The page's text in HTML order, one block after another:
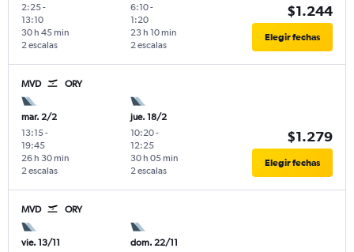
2:25-
13:10
2 escalas
30 h 45 min
6:10-
1:20
2 escalas
23 h 10 min
$1.244
Elegir fechas
MVD ORY
mar. 2/2
13:15-
19:45
2 escalas
26 h 30 min
jue. 18/2
10:20-
12:25
2 escalas
30 h 05 min
$1.279
Elegir fechas
MVD ORY
vie. 13/11
dom. 22/11